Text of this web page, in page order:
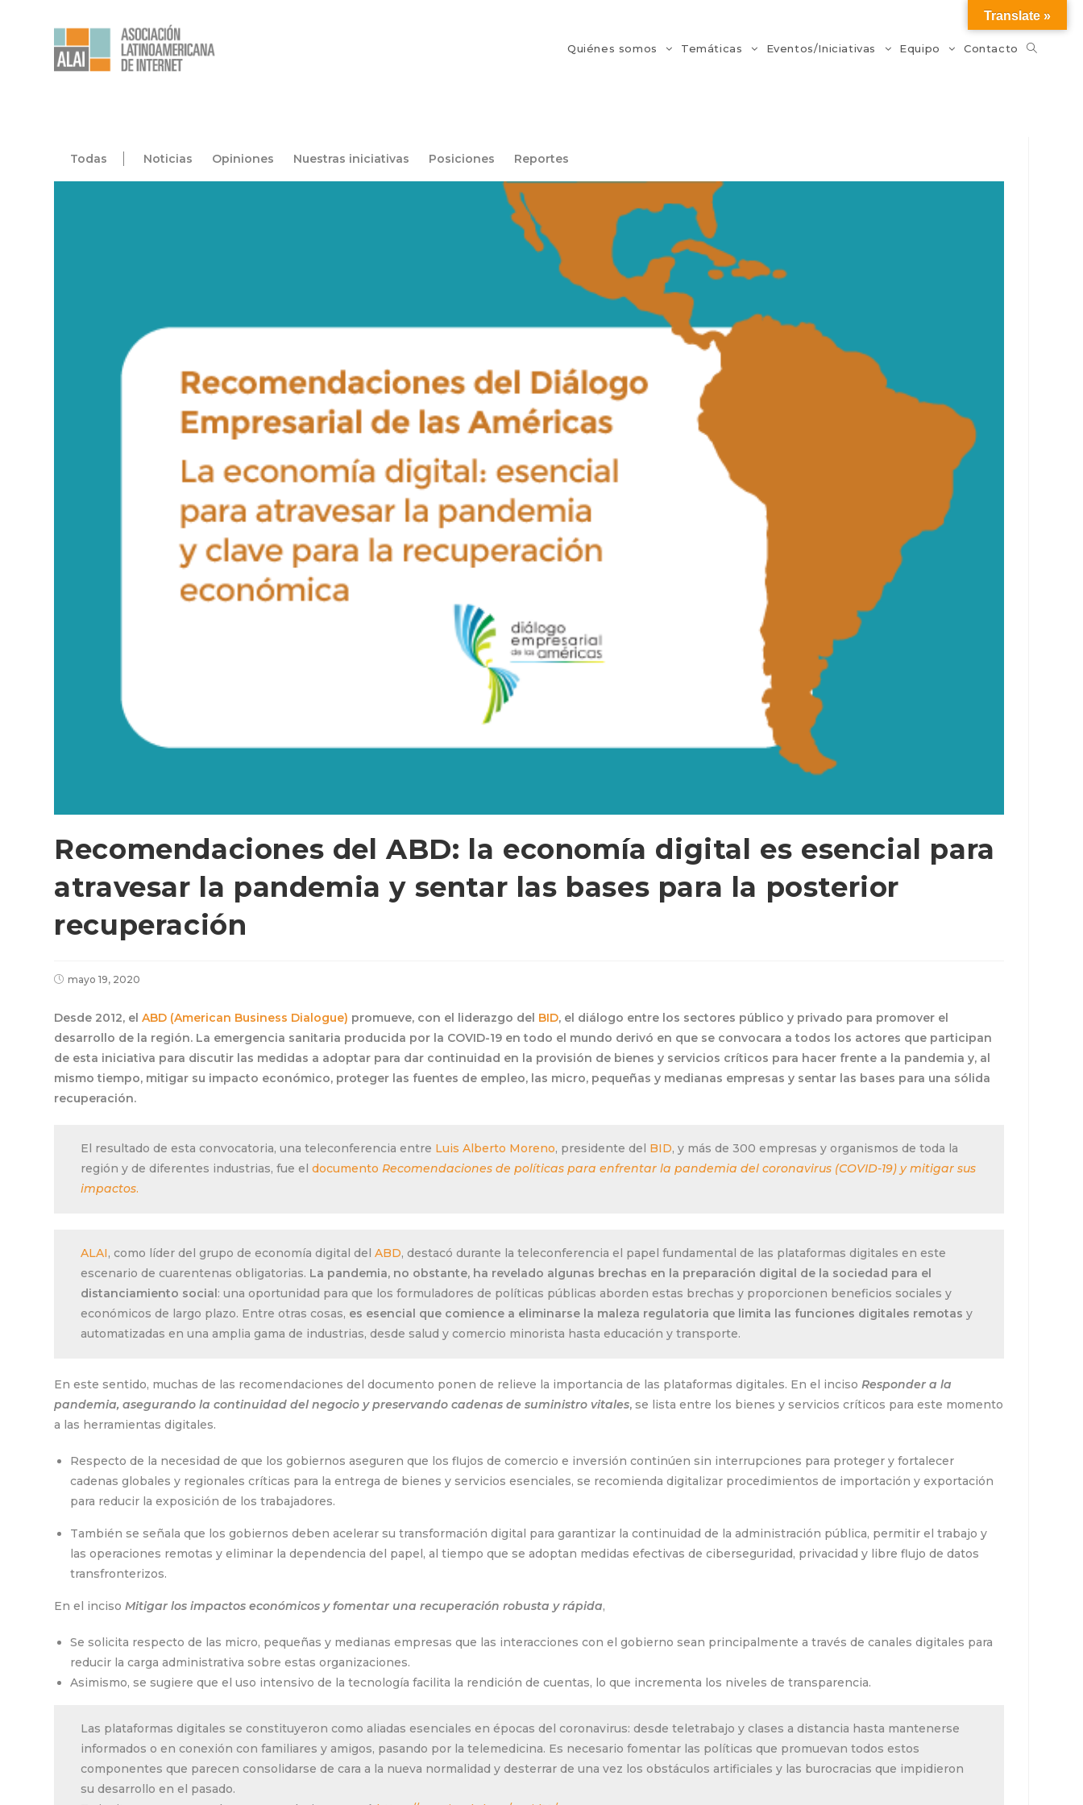
Quiénes somos Temáticas Eventos/Iniciativas Equipo Contacto
Todas Noticias Opiniones Nuestras iniciativas Posiciones Reportes
Recomendaciones del ABD: la economía digital es esencial para
atravesar la pandemia y sentar las bases para la posterior
recuperación
mayo 19, 2020
Desde 2012, elABD (American Business Dialogue) promueve, con el liderazgo del BID, el diálogo entre los sectores público y privado para promover el
desarrollo de la región. La emergencia sanitaria producida por la COVID-19 en todo el mundo derivó en que se convocara a todos los actores que participan
de esta iniciativa para discutir las medidas a adoptar para dar continuidad en la provisión de bienes y servicios críticos para hacer frente a la pandemia y, al
mismo tiempo, mitigar su impacto económico, proteger las fuentes de empleo, las micro, pequeñas y medianas empresas y sentar las bases para una sólida
recuperación.
El resultado de esta convocatoria, una teleconferencia entre Luis Alberto Moreno, presidente del BID, y más de 300 empresas y organismos de toda la
región y de diferentes industrias, fue eldocumentoRecomendaciones de políticas para enfrentar la pandemia del coronavirus (COVID-19) y mitigar sus
impactos.
ALAI, como líder del grupo de economía digital delABD, destacó durante la teleconferencia el papel fundamental de las plataformas digitales en este
escenario de cuarentenas obligatorias. La pandemia, no obstante, ha revelado algunas brechas en la preparación digital de la sociedad para el
distanciamiento social: una oportunidad para que los formuladores de políticas públicas aborden estas brechas y proporcionen beneficios sociales y
económicos de largo plazo. Entre otras cosas, es esencial que comience a eliminarse la maleza regulatoria que limita las funciones digitales remotasy
automatizadas en una amplia gama de industrias, desde salud y comercio minorista hasta educación y transporte.
En este sentido, muchas de las recomendaciones del documento ponen de relieve la importancia de las plataformas digitales. En el incisoResponder a la
pandemia, asegurando la continuidad del negocio y preservando cadenas de suministro vitales, se lista entre los bienes y servicios críticos para este momento
a las herramientas digitales.
Respecto de la necesidad de que los gobiernos aseguren que los flujos de comercio e inversión continúen sin interrupciones para proteger y fortalecer
cadenas globales y regionales críticas para la entrega de bienes y servicios esenciales, se recomienda digitalizar procedimientos de importación y exportación
para reducir la exposición de los trabajadores.
También se señala que los gobiernos deben acelerar su transformación digital para garantizar la continuidad de la administración pública, permitir el trabajo y
las operaciones remotas y eliminar la dependencia del papel, al tiempo que se adoptan medidas efectivas de ciberseguridad, privacidad y libre flujo de datos
transfronterizos.
En el incisoMitigar los impactos económicos y fomentar una recuperación robusta y rápida,
Se solicita respecto de las micro, pequeñas y medianas empresas que las interacciones con el gobierno sean principalmente a través de canales digitales para
reducir la carga administrativa sobre estas organizaciones.
Asimismo, se sugiere que el uso intensivo de la tecnología facilita la rendición de cuentas, lo que incrementa los niveles de transparencia.
Las plataformas digitales se constituyeron como aliadas esenciales en épocas del coronavirus: desde teletrabajo y clases a distancia hasta mantenerse
informados o en conexión con familiares y amigos, pasando por la telemedicina. Es necesario fomentar las políticas que promuevan todos estos
componentes que parecen consolidarse de cara a la nueva normalidad y desterrar de una vez los obstáculos artificiales y las burocracias que impidieron
su desarrollo en el pasado.
Translate »